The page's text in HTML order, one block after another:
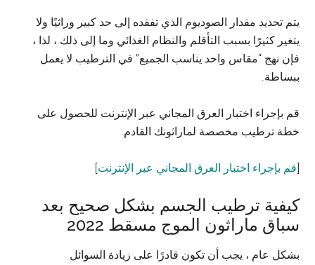
يتم تحديد مقدار الصوديوم الذي تفقده إلى حد كبير وراثيًا ولا
يتغير كثيرًا بسبب التأقلم والنظام الغذائي وما إلى ذلك ، لذا ،
فإن نهج “مقاس واحد يناسب الجميع” في الترطيب لا يعمل
ببساطة.
قم بإجراء اختبار العرق المجاني عبر الإنترنت للحصول على
خطة ترطيب مخصصة لماراثونك القادم.
[قم بإجراء اختبار العرق المجاني عبر الإنترنت]
كيفية ترطيب الجسم بشكل صحيح بعد
سباق ماراثون الموج مسقط 2022
بشكل عام ، يجب أن تكون قادرًا على زيادة السوائل